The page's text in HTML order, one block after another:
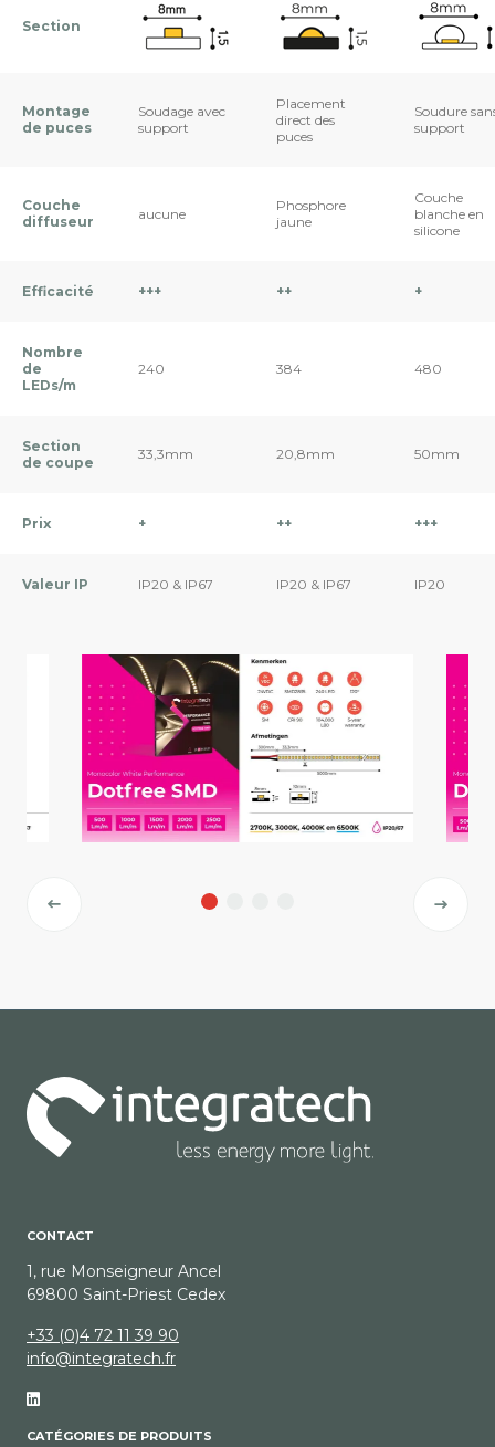
Section
Montage
de puces
Soudage avec
support
Placement
direct des
puces
Soudure
support
Couche
diffuseur
aucune
Phosphore
jaune
Couche
blanche en
silicone
Efficacité +++ ++ +
Nombre
de
LEDs/m
240 384 480
Section
de coupe
33,3mm 20,8mm 50mm
Prix + ++ +++
Valeur IP IP20 & IP67 IP20 & IP67 IP20
CONTACT
1, rue Monseigneur Ancel
69800 Saint-Priest Cedex
+33 (0)4 72 11 39 90
info@integratech.fr
CATÉGORIES DE PRODUITS